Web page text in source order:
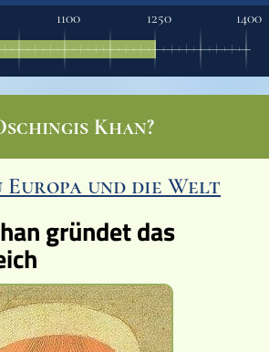
1100 1250 1400
Ereignisse
Wissensbox
Karte
Quiz
Khan?
Europa und die Welt
gründet das